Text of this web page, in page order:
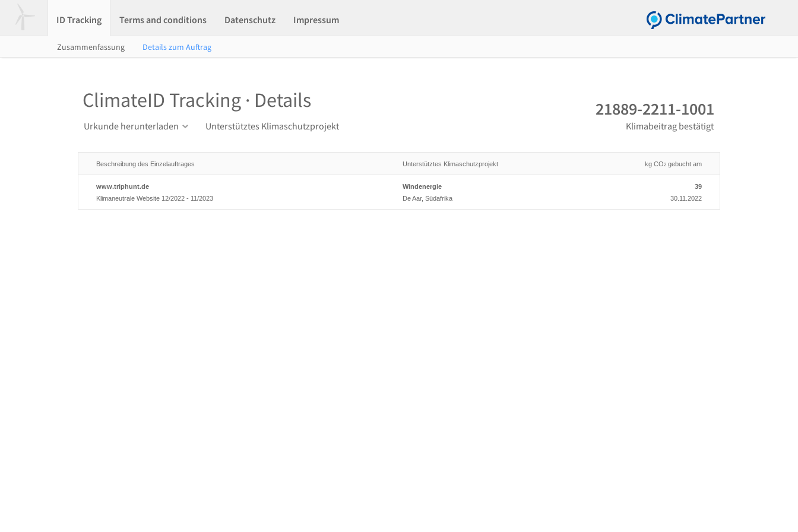
ID Tracking Terms and conditions Datenschutz Impressum
Zusammenfassung Details zum Auftrag
ClimateID Tracking · Details
Urkunde herunterladen Unterstütztes Klimaschutzprojekt
21889-2211-1001
Klimabeitrag bestätigt
Beschreibung des Einzelauftrages Unterstütztes Klimaschutzprojekt kg CO2 gebucht am
www.triphunt.de
Klimaneutrale Website 12/2022 - 11/2023
Windenergie
De Aar, Südafrika
39
30.11.2022